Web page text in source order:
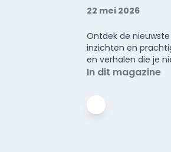
22 mei 2026
Ontdek de
inzichten en
en verhalen die je
In dit magazine